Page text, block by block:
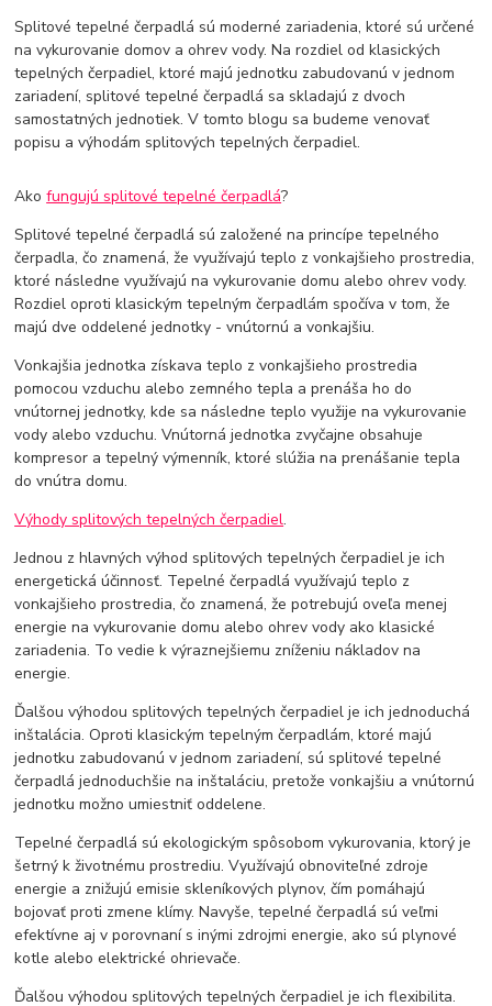
Splitové tepelné čerpadlá sú moderné zariadenia, ktoré sú určené
na vykurovanie domov a ohrev vody. Na rozdiel od klasických
tepelných čerpadiel, ktoré majú jednotku zabudovanú v jednom
zariadení, splitové tepelné čerpadlá sa skladajú z dvoch
samostatných jednotiek. V tomto blogu sa budeme venovať
popisu a výhodám splitových tepelných čerpadiel.
Akofungujú splitové tepelné čerpadlá?
Splitové tepelné čerpadlá sú založené na princípe tepelného
čerpadla, čo znamená, že využívajú teplo z vonkajšieho prostredia,
ktoré následne využívajú na vykurovanie domu alebo ohrev vody.
Rozdiel oproti klasickým tepelným čerpadlám spočíva v tom, že
majú dve oddelené jednotky - vnútornú a vonkajšiu.
Vonkajšia jednotka získava teplo z vonkajšieho prostredia
pomocou vzduchu alebo zemného tepla a prenáša ho do
vnútornej jednotky, kde sa následne teplo využije na vykurovanie
vody alebo vzduchu. Vnútorná jednotka zvyčajne obsahuje
kompresor a tepelný výmenník, ktoré slúžia na prenášanie tepla
do vnútra domu.
Výhody splitových tepelných čerpadiel.
Jednou z hlavných výhod splitových tepelných čerpadiel je ich
energetická účinnosť. Tepelné čerpadlá využívajú teplo z
vonkajšieho prostredia, čo znamená, že potrebujú oveľa menej
energie na vykurovanie domu alebo ohrev vody ako klasické
zariadenia. To vedie k výraznejšiemu zníženiu nákladov na
energie.
Ďalšou výhodou splitových tepelných čerpadiel je ich jednoduchá
inštalácia. Oproti klasickým tepelným čerpadlám, ktoré majú
jednotku zabudovanú v jednom zariadení, sú splitové tepelné
čerpadlá jednoduchšie na inštaláciu, pretože vonkajšiu a vnútornú
jednotku možno umiestniť oddelene.
Tepelné čerpadlá sú ekologickým spôsobom vykurovania, ktorý je
šetrný k životnému prostrediu. Využívajú obnoviteľné zdroje
energie a znižujú emisie skleníkových plynov, čím pomáhajú
bojovať proti zmene klímy. Navyše, tepelné čerpadlá sú veľmi
efektívne aj v porovnaní s inými zdrojmi energie, ako sú plynové
kotle alebo elektrické ohrievače.
Ďalšou výhodou splitových tepelných čerpadiel je ich flexibilita.